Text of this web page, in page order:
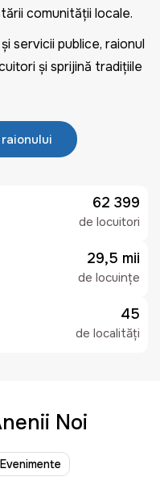
comunității locale.
servicii publice, raionul
și sprijină tradițiile
62 399
de locuitori
29,5 mii
de locuințe
45
de localități
Noi
Evenimente